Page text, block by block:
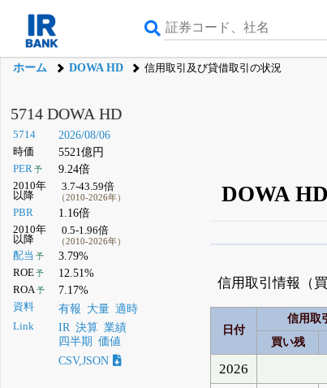
ホーム DOWA HD 信用取引及び貸借取引の状況
5714 DOWA HD
5714 2026/08/06
時価 5521億円
PER予 9.24倍
2010年
以降
3.7-43.59倍
（2010-2026年）
PBR 1.16倍
2010年
以降
0.5-1.96倍
（2010-2026年）
配当 予 3.79%
ROE予 12.51%
ROA予 7.17%
資料 有報 大量 適時
Link IR 決算 業績
四半期
価値
CSV,JSON
DOWA
登録すると永
信用取引情報（
日付
信用取引
買い残
2026